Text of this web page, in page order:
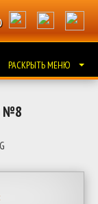
РАСКРЫТЬ МЕНЮ
№8